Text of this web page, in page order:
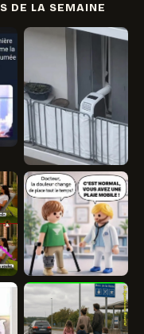
DE LA SEMAINE